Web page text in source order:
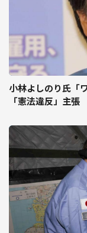
小林よしのり氏「
「憲法違反」主張